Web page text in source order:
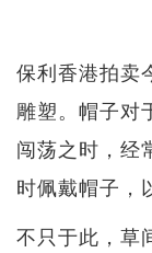
保利香港拍卖
雕塑。帽子对
闯荡之时，经
时佩戴帽子，
不只于此，草